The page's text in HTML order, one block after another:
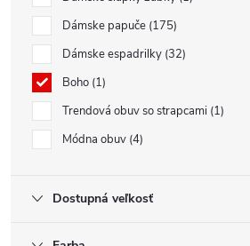
Dámske papuče 175
Dámske espadrilky 32
Boho 1
Trendová obuv so strapcami 1
Módna obuv 4
Dostupná veľkosť